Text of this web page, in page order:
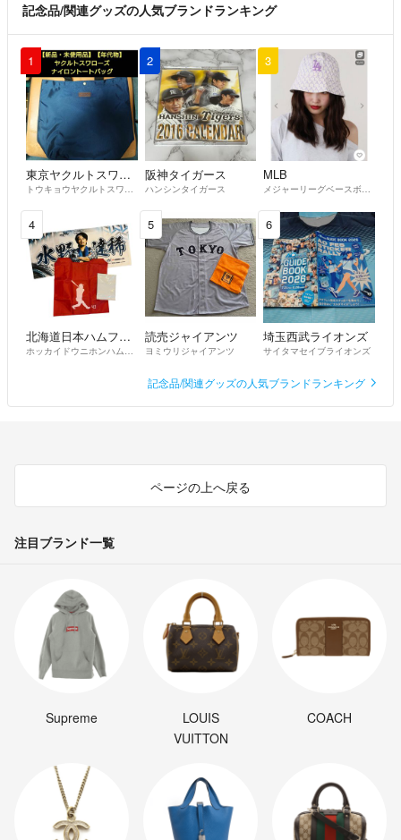
記念品/関連グッズの人気ブランドランキング
1
東京ヤクルトスワローズ
2
阪神タイガース
ハンシンタイガース
3
MLB
4
北海道日本ハムファイターズ
ホッカイドウニホンハムファイターズ
5
読売ジャイアンツ
ヨミウリジャイアンツ
6
埼玉西武ライオンズ
サイタマセイブライオンズ
記念品/関連グッズの人気ブランドランキング
ページの上へ戻る
注目ブランド一覧
Supreme
LOUIS
VUITTON
COACH